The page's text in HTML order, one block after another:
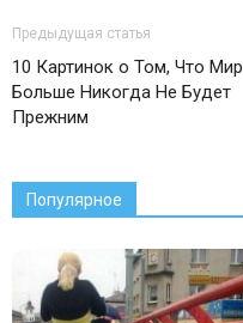
Предыдущая статья
10 Картинок о Том, Что Мир
Больше Никогда Не Будет
Прежним
Популярное